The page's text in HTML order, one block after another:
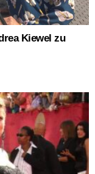
Kiewel zu